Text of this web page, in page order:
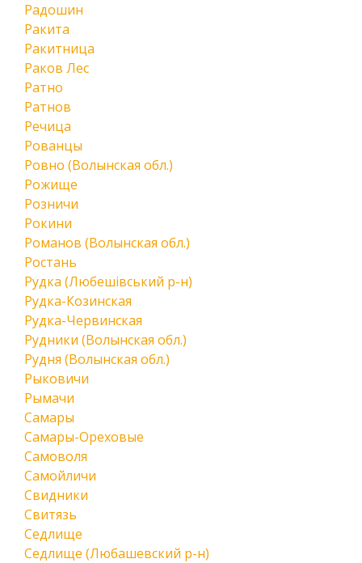
Радошин
Ракита
Ракитница
Раков Лес
Ратно
Ратнов
Речица
Рованцы
Ровно (Волынская обл.)
Рожище
Розничи
Рокини
Романов (Волынская обл.)
Ростань
Рудка (Любешівський р-н)
Рудка-Козинская
Рудка-Червинская
Рудники (Волынская обл.)
Рудня (Волынская обл.)
Рыковичи
Рымачи
Самары
Самары-Ореховые
Самоволя
Самойличи
Свидники
Свитязь
Седлище
Седлище (Любашевский р-н)